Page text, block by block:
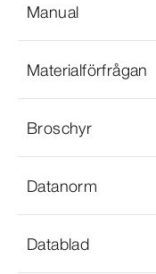
Manual
Materialförfrågan
Broschyr
Datanorm
Datablad